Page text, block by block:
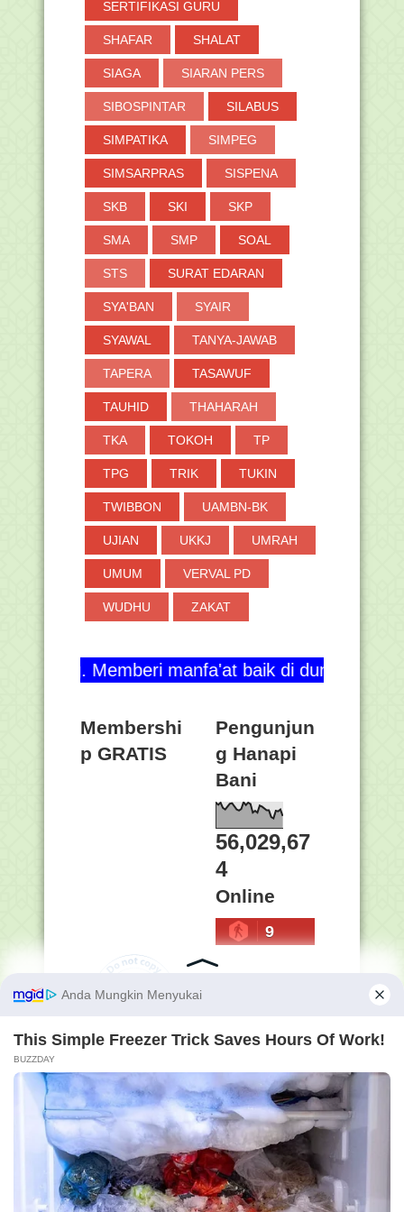
►Februari(96)
Januari(72)
2023(923)
2022(1119)
►2021(970)
2020(574)
2019(691)
►2018(264)
►2017(371)
2016(2)
SERTIFIKASI GURU
SHAFAR SHALAT
SIAGA SIARAN PERS
SIBOSPINTAR SILABUS
SIMPATIKA SIMPEG
SIMSARPRAS SISPENA
SKB SKI SKP
SMA SMP SOAL
STS SURAT EDARAN
SYA'BAN SYAIR
SYAWAL TANYA-JAWAB
TAPERA TASAWUF
TAUHID THAHARAH
TKA TOKOH TP
TPG TRIK TUKIN
TWIBBON UAMBN-BK
UJIAN UKKJ UMRAH
UMUM VERVAL PD
WUDHU ZAKAT
manfa'at baik di dunia maupun di
Membershi
p GRATIS
Pengunjun
g Hanapi
Bani
56,029,67
4
Online
9
Penelusuran Semua Isi
Blog (Masukkan Kata
Kunci Yang Ingin Sobat
Cari) :